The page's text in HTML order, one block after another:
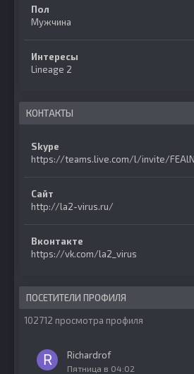
Пол
Мужчина
Интересы
Lineage 2
КОНТАКТЫ
Skype
https://teams.live.com/l/invite/
Сайт
http://la2-virus.ru/
Вконтакте
https://vk.com/la2_virus
ПОСЕТИТЕЛИ ПРОФИЛЯ
102712 просмотра профиля
Richardrof
Пятница в 04:02